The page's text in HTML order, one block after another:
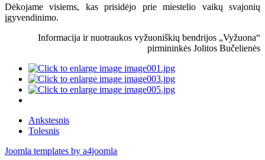
Dėkojame visiems, kas prisidėjo prie miestelio vaikų svajonių
įgyvendinimo.
Informacija ir nuotraukos vyžuoniškių bendrijos „Vyžuona“
pirmininkės Jolitos Bučelienės
Ankstesnis
Tolesnis
Joomla templates by a4joomla